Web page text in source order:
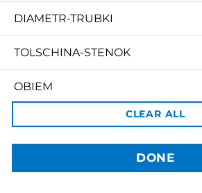
DIAMETR-TRUBKI
TOLSCHINA-STENOK
OBIEM
CLEAR ALL
DONE
© 20263dBozor.uz. Все права